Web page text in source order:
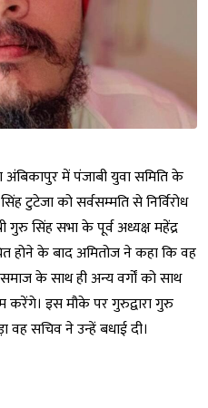
अंबिकापुर में पंजाबी युवा समिति के
टुटेजा को सर्वसम्मति से निर्विरोध
गुरु सिंह सभा के पूर्व अध्यक्ष महेंद्र
होने के बाद अमितोज ने कहा कि वह
के साथ ही अन्य वर्गों को साथ
करेंगे। इस मौके पर गुरुद्वारा गुरु
वह सचिव ने उन्हें बधाई दी।